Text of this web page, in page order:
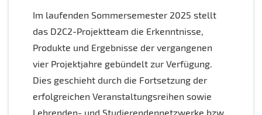
Im laufenden Sommersemester 2025 stellt
das D2C2-Projektteam die Erkenntnisse,
Produkte und Ergebnisse der vergangenen
vier Projektjahre gebündelt zur Verfügung.
Dies geschieht durch die Fortsetzung der
erfolgreichen Veranstaltungsreihen sowie
Lehrenden- und Studierendennetzwerke bzw.